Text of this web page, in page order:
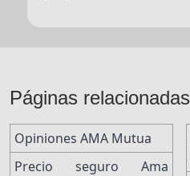
Páginas relacionadas
Opiniones AMA Mutua
Precio seguro Ama